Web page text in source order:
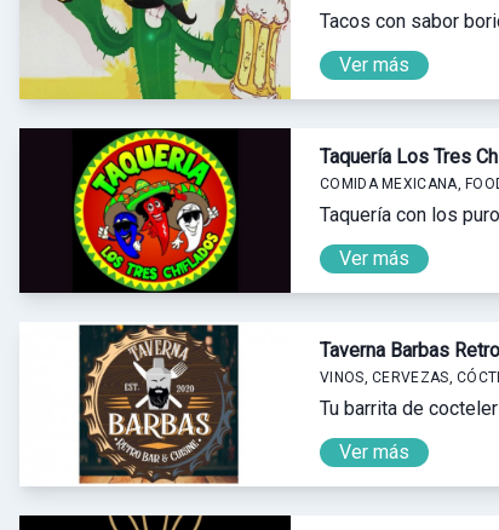
Tacos con sabor
Ver más
Taquería Los Tres
COMIDA MEXICANA,
Taquería con los
Ver más
Taverna Barbas
VINOS, CERVEZAS,
Tu barrita de
Ver más